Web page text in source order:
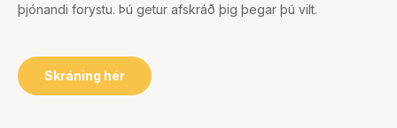
þjónandi forystu. Þú getur afskráð þig þegar þú vilt.
Skráning hér